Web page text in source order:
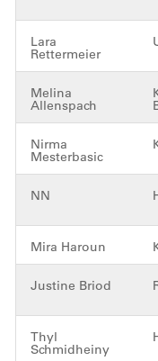
Lara
Rettermeier
Melina
Allenspach
Nirma
Mesterbasic
NN
Mira Haroun
Justine Briod
Thyl
Schmidheiny